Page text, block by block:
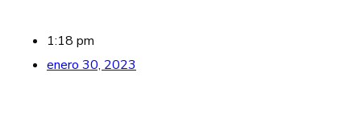
1:18 pm
enero 30, 2023